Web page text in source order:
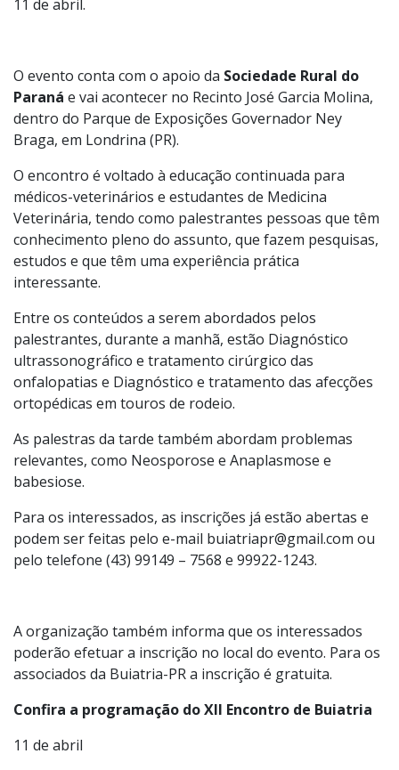
11 de abril.
O evento conta com o apoio da Sociedade Rural do
Paraná e vai acontecer no Recinto José Garcia Molina,
dentro do Parque de Exposições Governador Ney
Braga, em Londrina (PR).
O encontro é voltado à educação continuada para
médicos-veterinários e estudantes de Medicina
Veterinária, tendo como palestrantes pessoas que têm
conhecimento pleno do assunto, que fazem pesquisas,
estudos e que têm uma experiência prática
interessante.
Entre os conteúdos a serem abordados pelos
palestrantes, durante a manhã, estão Diagnóstico
ultrassonográfico e tratamento cirúrgico das
onfalopatias e Diagnóstico e tratamento das afecções
ortopédicas em touros de rodeio.
As palestras da tarde também abordam problemas
relevantes, como Neosporose e Anaplasmose e
babesiose.
Para os interessados, as inscrições já estão abertas e
podem ser feitas pelo e-mail buiatriapr@gmail.com ou
pelo telefone (43) 99149 – 7568 e 99922-1243.
A organização também informa que os interessados
poderão efetuar a inscrição no local do evento. Para os
associados da Buiatria-PR a inscrição é gratuita.
Confira a programação do XII Encontro de Buiatria
11 de abril